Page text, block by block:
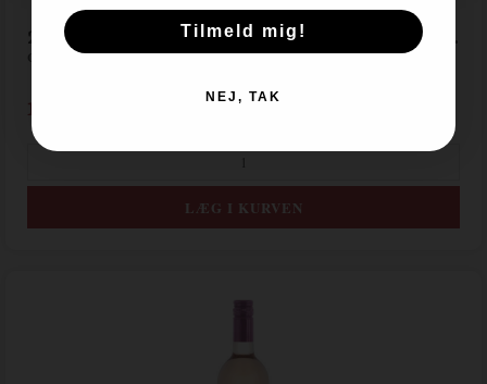
2024 Cardeto Citta Grechetto - Cantina Cardeto
Cantina Cardeto - Umbrien
129,00
Tilmeld mig!
NEJ, TAK